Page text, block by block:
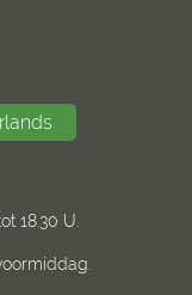
18.30 U.